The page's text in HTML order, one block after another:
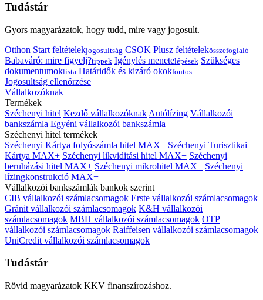
Tudástár
Gyors magyarázatok, hogy tudd, mire vagy jogosult.
Otthon Start feltételekjogosultság CSOK Plusz feltételekösszefoglaló
Babaváró: mire figyelj?tippek Igénylés menetelépések Szükséges
dokumentumoklista Határidők és kizáró okokfontos
Jogosultság ellenőrzése
Vállalkozóknak
Termékek
Széchenyi hitel Kezdő vállalkozóknak Autólízing Vállalkozói
bankszámla Egyéni vállalkozói bankszámla
Széchenyi hitel termékek
Széchenyi Kártya folyószámla hitel MAX+ Széchenyi Turisztikai
Kártya MAX+ Széchenyi likviditási hitel MAX+ Széchenyi
beruházási hitel MAX+ Széchenyi mikrohitel MAX+ Széchenyi
lízingkonstrukció MAX+
Vállalkozói bankszámlák bankok szerint
CIB vállalkozói számlacsomagok Erste vállalkozói számlacsomagok
Gránit vállalkozói számlacsomagok K&H vállalkozói
számlacsomagok MBH vállalkozói számlacsomagok OTP
vállalkozói számlacsomagok Raiffeisen vállalkozói számlacsomagok
UniCredit vállalkozói számlacsomagok
Tudástár
Rövid magyarázatok KKV finanszírozáshoz.